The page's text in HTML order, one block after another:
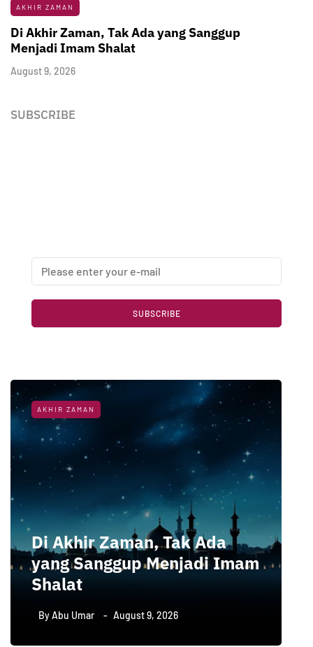
AKHIR ZAMAN
Di Akhir Zaman, Tak Ada
yang Sanggup Menjadi Imam
Shalat
ByAbu Umar August 9, 2026
AKHIR ZAMAN
Di Akhir Zaman, Tak Ada yang Sanggup
Menjadi Imam Shalat
August 9, 2026
SUBSCRIBE
SUBSCRIBE